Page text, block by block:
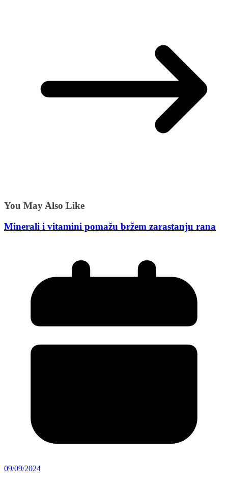
You May Also Like
Minerali i vitamini pomažu bržem zarastanju rana
09/09/2024